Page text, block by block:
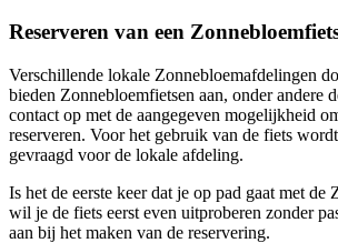
Reserveren van een
Verschillende lokale Zonnebloemafdelingen
bieden Zonnebloemfietsen aan, onder andere
contact op met de aangegeven mogelijkheid
reserveren. Voor het gebruik van de fiets
gevraagd voor de lokale afdeling.
Is het de eerste keer dat je op pad gaat met de
wil je de fiets eerst even uitproberen zonder
aan bij het maken van de reservering.